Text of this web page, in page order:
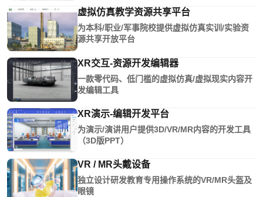
虚拟仿真教学资源共享平台
为本科/职业/军事院校提供虚拟仿真实训/实验资
源共享开放平台
XR交互-资源开发编辑器
一款零代码、低门槛的虚拟仿真/虚拟现实内容开
发编辑工具
XR演示-编辑开发平台
为演示/演讲用户提供3D/VR/MR内容的开发工具
（3D版PPT）
VR / MR头戴设备
独立设计研发教育专用操作系统的VR/MR头盔及
眼镜